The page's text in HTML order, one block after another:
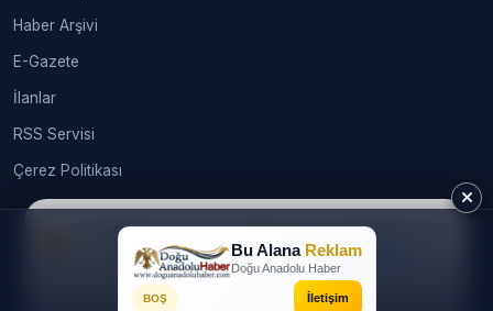
Haber Arşivi
E-Gazete
İlanlar
RSS Servisi
Çerez Politikası
webtasarimhizmeti.com®. Tüm hakları saklıdır.
İzin alınmadan, kaynak gösterilerek dahi kullanılamaz. |
Sitemizde size en iyi deneyimi sunabilmek için
çerezleri kullanıyoruz.Daha fazla bilgi
Bu Alana Reklam
Doğu Anadolu Haber
BOŞ İletişim